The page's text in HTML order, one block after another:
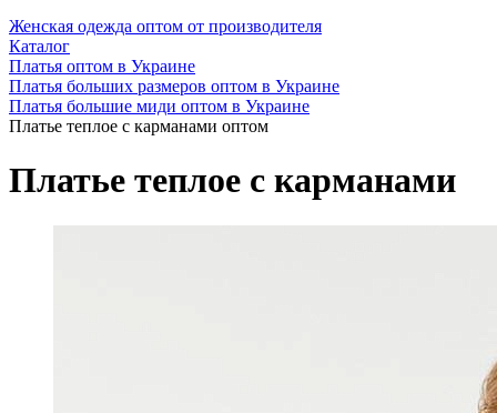
Женская одежда оптом от производителя
Каталог
Платья оптом в Украине
Платья больших размеров оптом в Украине
Платья большие миди оптом в Украине
Платье теплое с карманами оптом
Платье теплое с карманами